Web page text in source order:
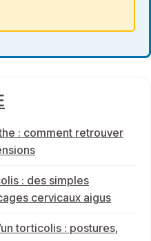
: comment retrouver
: des simples
cervicaux aigus
torticolis : postures,